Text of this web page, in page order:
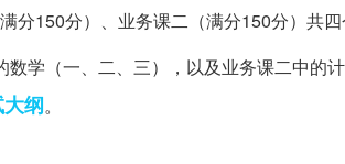
分150分）、业务课二（满分150分）共四
学（一、二、三），以及业务课二中的
纲。